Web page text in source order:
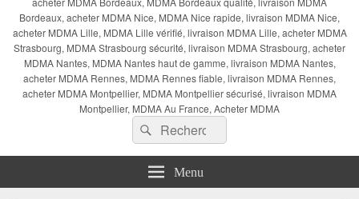
Bordeaux, acheter MDMA Nice, MDMA Nice rapide, livraison MDMA Nice,
acheter MDMA Lille, MDMA Lille vérifié, livraison MDMA Lille, acheter MDMA
Strasbourg, MDMA Strasbourg sécurité, livraison MDMA Strasbourg, acheter
MDMA Nantes, MDMA Nantes haut de gamme, livraison MDMA Nantes,
acheter MDMA Rennes, MDMA Rennes fiable, livraison MDMA Rennes,
acheter MDMA Montpellier, MDMA Montpellier sécurisé, livraison MDMA
Montpellier, MDMA Au France, Acheter MDMA
Recherche :
Rechercher
Menu